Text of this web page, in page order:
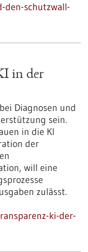
schutzwall-
in der
Diagnosen und
sein.
in die KI
der
will eine
zulässt.
ki-der-